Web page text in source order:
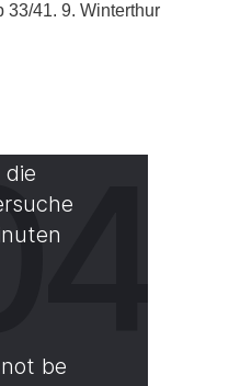
33/41. 9. Winterthur